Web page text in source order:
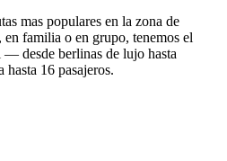
mas populares en la zona de
familia o en grupo, tenemos el
desde berlinas de lujo hasta
hasta 16 pasajeros.